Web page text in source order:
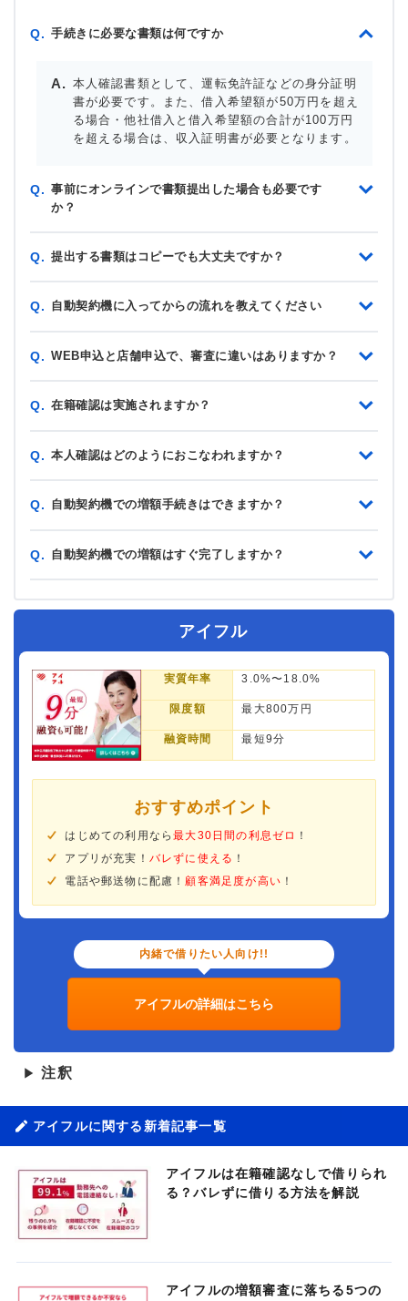
Q. 手続きに必要な書類は何ですか
本人確認書類として、運転免許証などの身分証明
書が必要です。また、借入希望額が50万円を超え
る場合・他社借入と借入希望額の合計が100万円
を超える場合は、収入証明書が必要となります。
Q. 事前にオンラインで書類提出した場合も必要です
か？
Q. 提出する書類はコピーでも大丈夫ですか？
Q. 自動契約機に入ってからの流れを教えてください
Q. WEB申込と店舗申込で、審査に違いはありますか？
Q. 在籍確認は実施されますか？
Q. 本人確認はどのようにおこなわれますか？
Q. 自動契約機での増額手続きはできますか？
Q. 自動契約機での増額はすぐ完了しますか？
アイフル
実質年率 3.0%〜18.0%
限度額 最大800万円
融資時間 最短9分
おすすめポイント
はじめての利用なら最大30日間の利息ゼロ ！
アプリが充実！ バレずに使える ！
電話や郵送物に配慮！ 顧客満足度が高い ！
内緒で借りたい人向け!!
アイフルの詳細はこちら
▶ 注釈
アイフルに関する新着記事一覧
アイフルは在籍確認なしで借りられ
る？バレずに借りる方法を解説
アイフルの増額審査に落ちる5つの